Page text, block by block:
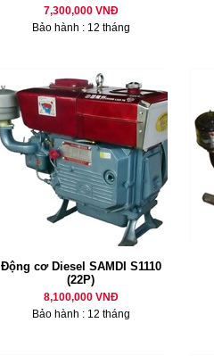
7,300,000 VNĐ
Bảo hành : 12 tháng
Động cơ Diesel SAMDI S1110
(22P)
8,100,000 VNĐ
Bảo hành : 12 tháng